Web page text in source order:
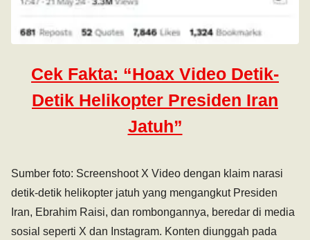
Cek Fakta: “Hoax Video Detik-
Detik Helikopter Presiden Iran
Jatuh”
Sumber foto: Screenshoot X Video dengan klaim narasi
detik-detik helikopter jatuh yang mengangkut Presiden
Iran, Ebrahim Raisi, dan rombongannya, beredar di media
sosial seperti X dan Instagram. Konten diunggah pada